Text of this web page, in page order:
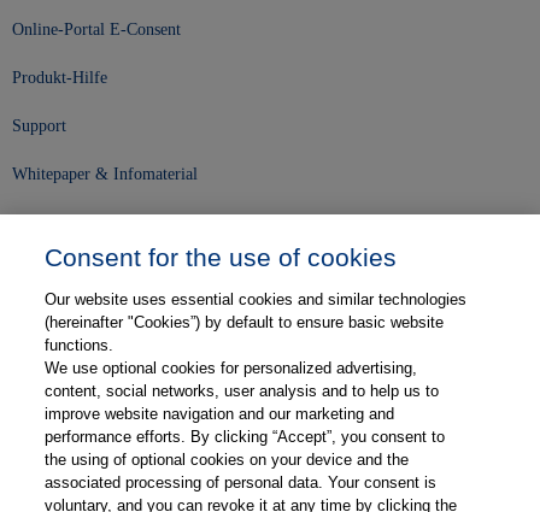
Online-Portal E-Consent
Produkt-Hilfe
Support
Whitepaper & Infomaterial
Karriere
Kontakt
Web-Semniare
Anwenderberichte
Consent for the use of cookies
Our website uses essential cookies and similar technologies
(hereinafter "Cookies”) by default to ensure basic website
functions.
We use optional cookies for personalized advertising,
content, social networks, user analysis and to help us to
improve website navigation and our marketing and
performance efforts. By clicking “Accept”, you consent to
the using of optional cookies on your device and the
associated processing of personal data. Your consent is
voluntary, and you can revoke it at any time by clicking the